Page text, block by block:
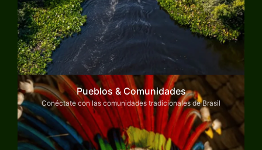
Pueblos & Comunidades
Conéctate con las comunidades tradicionales de Brasil
Explorar